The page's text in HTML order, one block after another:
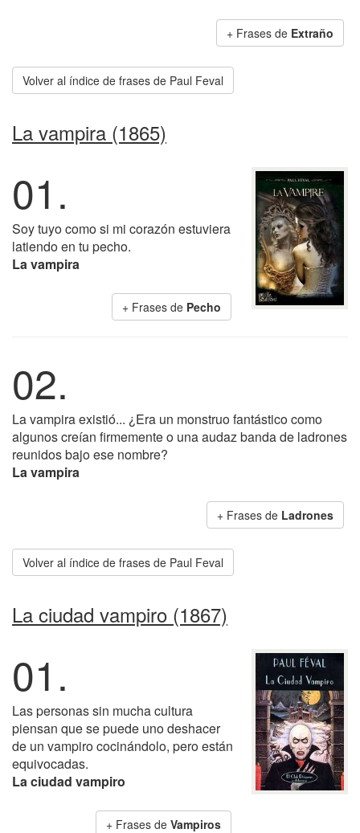
+ Frases de Extraño
Volver al índice de frases de Paul Feval
La vampira (1865)
01.
Soy tuyo como si mi corazón estuviera
latiendo en tu pecho.
La vampira
+ Frases de Pecho
02.
La vampira existió... ¿Era un monstruo fantástico como
algunos creían firmemente o una audaz banda de ladrones
reunidos bajo ese nombre?
La vampira
+ Frases de Ladrones
Volver al índice de frases de Paul Feval
La ciudad vampiro (1867)
01.
Las personas sin mucha cultura
piensan que se puede uno deshacer
de un vampiro cocinándolo, pero están
equivocadas.
La ciudad vampiro
+ Frases de Vampiros